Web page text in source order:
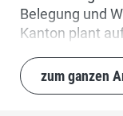
Belegung und
Kanton plant
zum ganzen